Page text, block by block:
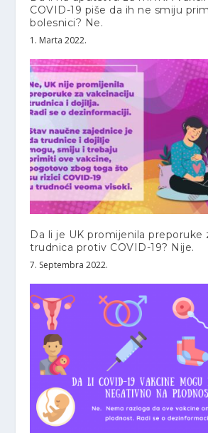
COVID-19 piše da ih ne smiju
bolesnici? Ne.
1. Marta 2022.
Da li je UK promijenila preporuke
trudnica protiv COVID-19? Nije.
7. Septembra 2022.